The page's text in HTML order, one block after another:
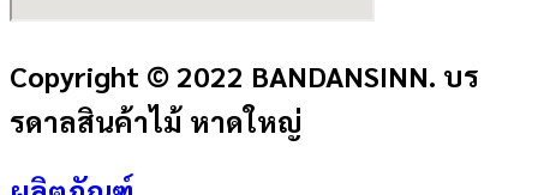
Copyright © 2022 BANDANSINN. บร
รดาลสินค้าไม้ หาดใหญ่